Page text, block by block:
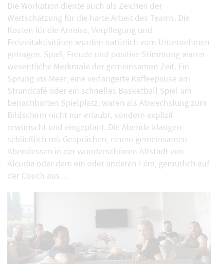
Die Workation diente auch als Zeichen der
Wertschätzung für die harte Arbeit des Teams. Die
Kosten für die Anreise, Verpflegung und
Freizeitaktivitäten wurden natürlich vom Unternehmen
getragen. Spaß, Freude und positive Stimmung waren
wesentliche Merkmale der gemeinsamen Zeit. Ein
Sprung ins Meer, eine verlängerte Kaffeepause am
Strandcafé oder ein schnelles Basketball Spiel am
benachbarten Spielplatz, waren als Abwechslung zum
Bildschirm nicht nur erlaubt, sondern explizit
erwünscht und eingeplant. Die Abende klangen
schließlich mit Gesprächen, einem gemeinsamen
Abendessen in der wunderschönen Altstadt von
Alcudia oder dem ein oder anderen Film, gemütlich auf
der Couch aus…